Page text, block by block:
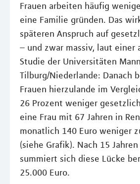
Frauen arbeiten häufig
eine Familie gründen. Das
späteren Anspruch auf
– und zwar massiv, laut einer
Studie der Universitäten
Tilburg/Niederlande: Danach
Frauen hierzulande im
26 Prozent weniger
eine Frau mit 67 Jahren in
monatlich 140 Euro weniger
(siehe Grafik). Nach 15
summiert sich diese Lücke
25.000 Euro.